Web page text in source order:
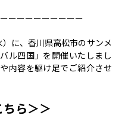
ーーーーーーーーー
に、香川県高松市のサンメ
ル四国」を開催いたしまし
内容を駆け足でご紹介させ
ちら＞＞